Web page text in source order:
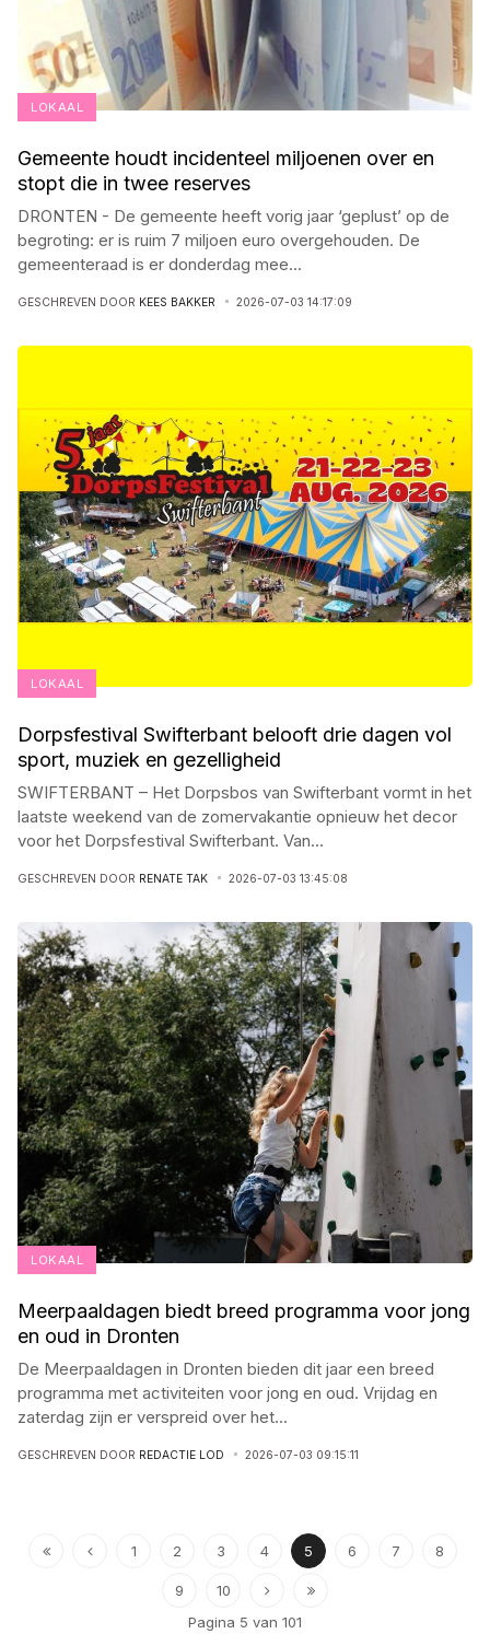
LOKAAL
Gemeente houdt incidenteel miljoenen over en
stopt die in twee reserves
DRONTEN - De gemeente heeft vorig jaar ‘geplust’ op de
begroting: er is ruim 7 miljoen euro overgehouden. De
gemeenteraad is er donderdag mee...
GESCHREVEN DOOR KEES BAKKER 2026-07-03 14:17:09
LOKAAL
Dorpsfestival Swifterbant belooft drie dagen vol
sport, muziek en gezelligheid
SWIFTERBANT – Het Dorpsbos van Swifterbant vormt in het
laatste weekend van de zomervakantie opnieuw het decor
voor het Dorpsfestival Swifterbant. Van...
GESCHREVEN DOOR RENATE TAK 2026-07-03 13:45:08
LOKAAL
Meerpaaldagen biedt breed programma voor jong
en oud in Dronten
De Meerpaaldagen in Dronten bieden dit jaar een breed
programma met activiteiten voor jong en oud. Vrijdag en
zaterdag zijn er verspreid over het...
GESCHREVEN DOOR REDACTIE LOD 2026-07-03 09:15:11
1 2 3 4 5 6 7 8
9
10
Pagina 5 van 101